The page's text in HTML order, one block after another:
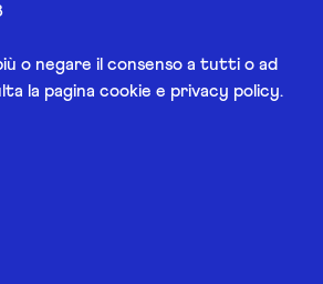
o negare il consenso a tutti o ad
la pagina cookie e privacy policy.